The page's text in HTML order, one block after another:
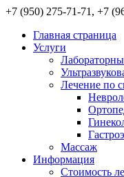
+7 (950) 275-71-71, +7
Главная страница
Услуги
Лечение по
Массаж
Информация
Стоимость